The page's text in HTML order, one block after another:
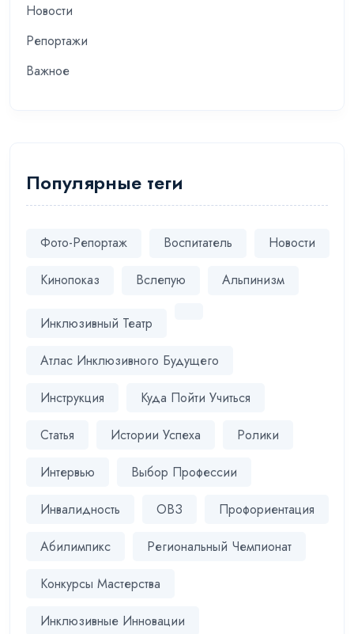
Новости
Репортажи
Важное
Популярные теги
Фото-Репортаж Воспитатель Новости
Кинопоказ Вслепую Альпинизм
Инклюзивный Театр
Атлас Инклюзивного Будущего
Инструкция Куда Пойти Учиться
Статья Истории Успеха Ролики
Интервью Выбор Профессии
Инвалидность ОВЗ Профориентация
Абилимпикс Региональный Чемпионат
Конкурсы Мастерства
Инклюзивные Инновации